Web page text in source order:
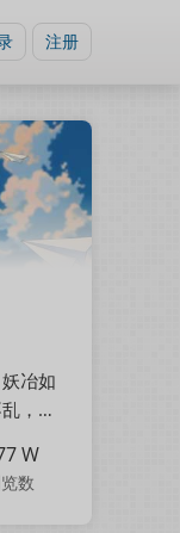
注册
冶如
，姿
W
数